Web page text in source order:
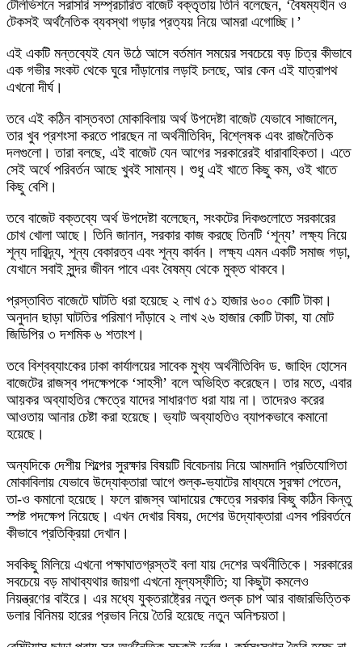
টেলিভিশনে সরাসরি সম্প্রচারিত বাজেট বক্তৃতায় তিনি বলেছেন, ‘বৈষম্যহীন ও
টেকসই অর্থনৈতিক ব্যবস্থা গড়ার প্রত্যয় নিয়ে আমরা এগোচ্ছি।’
এই একটি মন্তব্যেই যেন উঠে আসে বর্তমান সময়ের সবচেয়ে বড় চিত্র কীভাবে
এক গভীর সংকট থেকে ঘুরে দাঁড়ানোর লড়াই চলছে, আর কেন এই যাত্রাপথ
এখনো দীর্ঘ।
তবে এই কঠিন বাস্তবতা মোকাবিলায় অর্থ উপদেষ্টা বাজেট যেভাবে সাজালেন,
তার খুব প্রশংসা করতে পারছেন না অর্থনীতিবিদ, বিশ্লেষক এবং রাজনৈতিক
দলগুলো। তারা বলছে, এই বাজেট যেন আগের সরকারেরই ধারাবাহিকতা। এতে
সেই অর্থে পরিবর্তন আছে খুবই সামান্য। শুধু এই খাতে কিছু কম, ওই খাতে
কিছু বেশি।
তবে বাজেট বক্তব্যে অর্থ উপদেষ্টা বলেছেন, সংকটের দিকগুলোতে সরকারের
চোখ খোলা আছে। তিনি জানান, সরকার কাজ করছে তিনটি ‘শূন্য’ লক্ষ্য নিয়ে
শূন্য দারিদ্র্য, শূন্য বেকারত্ব এবং শূন্য কার্বন। লক্ষ্য এমন একটি সমাজ গড়া,
যেখানে সবাই সুন্দর জীবন পাবে এবং বৈষম্য থেকে মুক্ত থাকবে।
প্রস্তাবিত বাজেটে ঘাটতি ধরা হয়েছে ২ লাখ ৫১ হাজার ৬০০ কোটি টাকা।
অনুদান ছাড়া ঘাটতির পরিমাণ দাঁড়াবে ২ লাখ ২৬ হাজার কোটি টাকা, যা মোট
জিডিপির ৩ দশমিক ৬ শতাংশ।
তবে বিশ্বব্যাংকের ঢাকা কার্যালয়ের সাবেক মুখ্য অর্থনীতিবিদ ড. জাহিদ হোসেন
বাজেটের রাজস্ব পদক্ষেপকে ‘সাহসী’ বলে অভিহিত করেছেন। তার মতে, এবার
আয়কর অব্যাহতির ক্ষেত্রে যাদের সাধারণত ধরা যায় না। তাদেরও করের
আওতায় আনার চেষ্টা করা হয়েছে। ভ্যাট অব্যাহতিও ব্যাপকভাবে কমানো
হয়েছে।
অন্যদিকে দেশীয় শিল্পের সুরক্ষার বিষয়টি বিবেচনায় নিয়ে আমদানি প্রতিযোগিতা
মোকাবিলায় যেভাবে উদ্যোক্তারা আগে শুল্ক-ভ্যাটের মাধ্যমে সুরক্ষা পেতেন,
তা-ও কমানো হয়েছে। ফলে রাজস্ব আদায়ের ক্ষেত্রে সরকার কিছু কঠিন কিন্তু
স্পষ্ট পদক্ষেপ নিয়েছে। এখন দেখার বিষয়, দেশের উদ্যোক্তারা এসব পরিবর্তনে
কীভাবে প্রতিক্রিয়া দেখান।
সবকিছু মিলিয়ে এখনো পক্ষাঘাতগ্রস্তই বলা যায় দেশের অর্থনীতিকে। সরকারের
সবচেয়ে বড় মাথাব্যথার জায়গা এখনো মূল্যস্ফীতি; যা কিছুটা কমলেও
নিয়ন্ত্রণের বাইরে। এর মধ্যে যুক্তরাষ্ট্রের নতুন শুল্ক চাপ আর বাজারভিত্তিক
ডলার বিনিময় হারের প্রভাব নিয়ে তৈরি হয়েছে নতুন অনিশ্চয়তা।